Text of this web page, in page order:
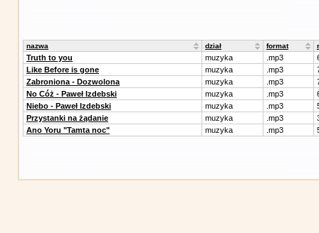
nazwa dział format
Truth to you muzyka .mp3
Like Before is gone
muzyka .mp3
Zabroniona - Dozwolona
muzyka .mp3
No Cóż - Paweł Izdebski
muzyka .mp3
Niebo - Paweł Izdebski
muzyka .mp3
Przystanki na żądanie
muzyka .mp3
Ano Yoru "Tamta noc"
muzyka .mp3